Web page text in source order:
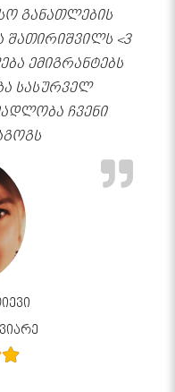
განათლების
შათირიშვილს <3
ემიგრანტებს
სასურველ
ჩვენი